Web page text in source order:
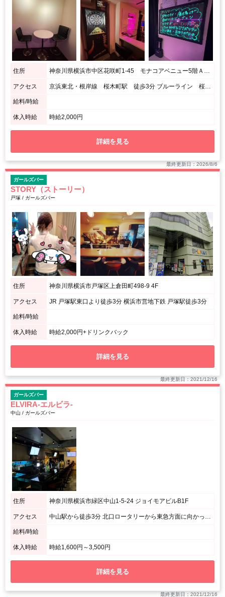
住所
アクセス
給料/時給
体入時給 時給2,000円
詳細を見る
最終更新日：2026/8/6
ガールズバー
STORY（ストーリー）
戸塚 / ガールズバー
住所 神奈川県横浜市戸塚区上倉田町498-9 4F
アクセス JR 戸塚駅東口より徒歩3分 横浜市営地下鉄 戸塚駅徒歩3分
給料/時給
体入時給 時給2,000円+ドリンクバック
詳細を見る
最終更新日：2021/12/16
ガールズバー
ELVIRA-エルビラ-
中山 / ガールズバー
住所 神奈川県横浜市緑区中山1-5-24 ジョイモアビルB1F
アクセス
給料/時給
体入時給 時給1,600円～3,500円
詳細を見る
最終更新日：2021/12/16